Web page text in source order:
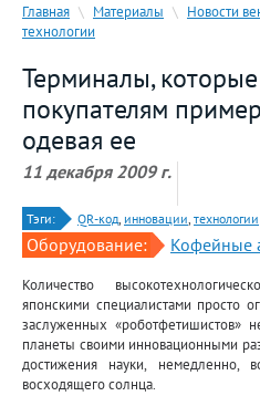
Главная \ Материалы \ Новости
технологии
Терминалы,
покупателям
одевая ее
11 декабря 2009 г.
Тэги: QR-код, инновации, технологии
Оборудование: Кофейные
Количество
японскими специалистами просто
заслуженных «роботфетишистов»
планеты своими инновационными
достижения науки, немедленно,
восходящего солнца.